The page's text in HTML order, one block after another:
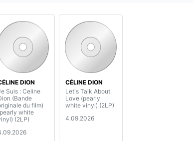
DION
Suis : Celine
(Bande
du film)
white
(2LP)
CÉLINE DION
Let's Talk About
Love (pearly
white vinyl) (2LP)
4.09.2026